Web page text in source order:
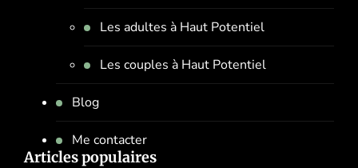
Les adultes à Haut Potentiel
Les couples à Haut Potentiel
Blog
Me contacter
Articles populaires